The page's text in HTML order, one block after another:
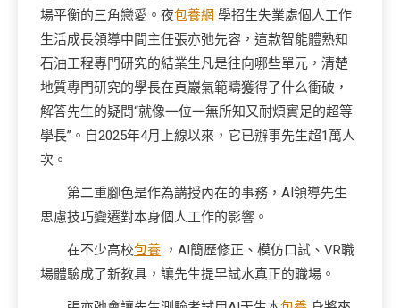
場平衡的三角戀愛。夜包養網 學招生失業處個人工作
生活成長領導中間主任張亦弛先容，這款智能體熟知
石油工程專門研究的結業生凡是往向哪些單元，清楚
地質專門研究的學長在頁巖氣範疇獲得了什么衝破，
解答先生的疑問“就像一位一無所知又耐煩實足的超等
學長”。自2025年4月上線以來，它已辦事先生超1萬人
次。
第二重腳色是作為講授內在的事務，AI領導先生
思慮技巧變遷對本身個人工作的影響。
在不少高校包養 ，AI簡歷修正、模仿口試、VR職
場體驗成了新教具，讓先生提早試水真正的職場。